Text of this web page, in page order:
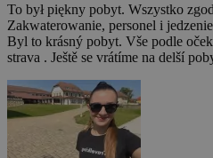
To był piękny pobyt. Wszystko
Zakwaterowanie, personel i
Byl to krásný pobyt. Vše podle
strava . Ještě se vrátíme na delší